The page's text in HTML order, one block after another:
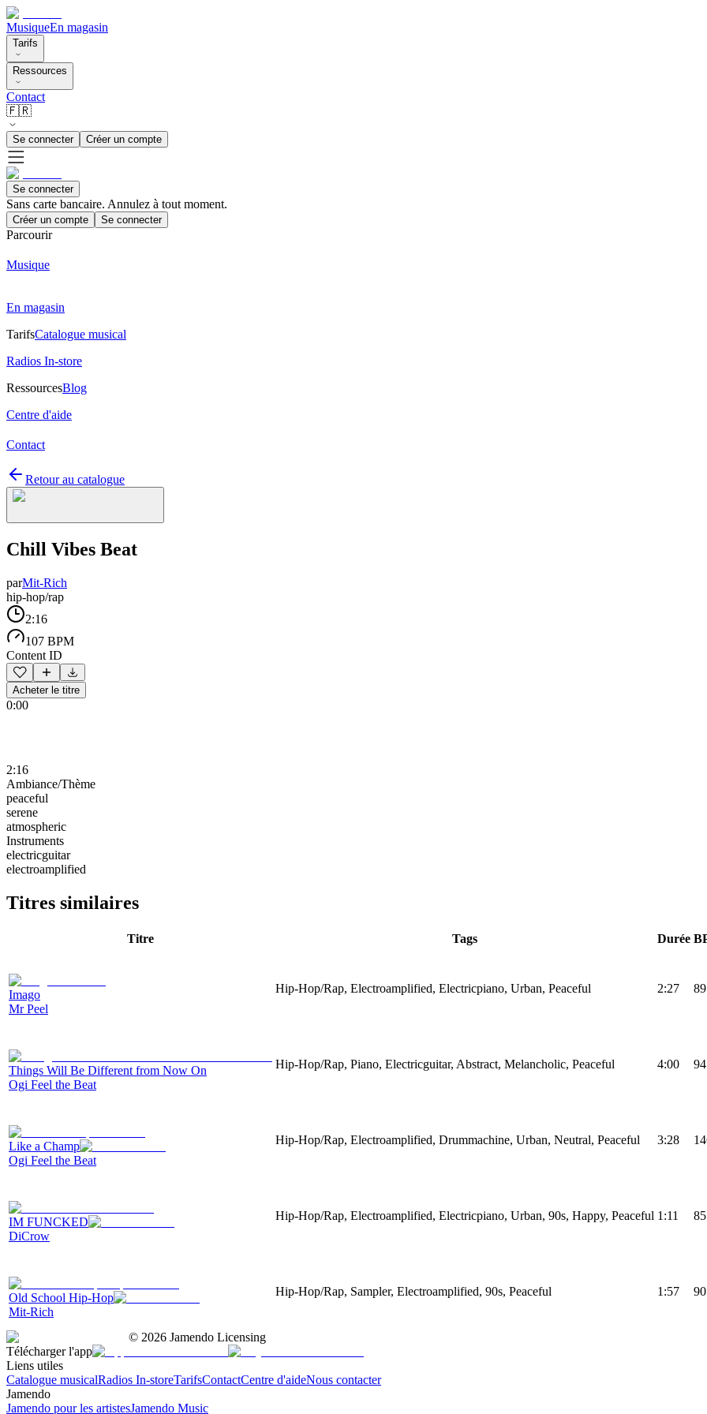
MusiqueEn magasin
Tarifs
Ressources
Contact
🇫🇷
Se connecter Créer un compte
Se connecter
Sans carte bancaire. Annulez à tout moment.
Créer un compte Se connecter
Parcourir
Musique
En magasin
TarifsCatalogue musical
Radios In-store
RessourcesBlog
Centre d'aide
Contact
Retour au catalogue
Chill Vibes Beat
parMit-Rich
hip-hop/rap
2:16
107 BPM
Content ID
Acheter le titre
0:00
2:16
Ambiance/Thème
peaceful
serene
atmospheric
Instruments
electricguitar
electroamplified
Titres similaires
Titre Tags Durée
Imago
Mr Peel
Hip-Hop/Rap, Electroamplified, Electricpiano, Urban, Peaceful 2:27 89
Things Will Be Different from Now On
Ogi Feel the Beat
Hip-Hop/Rap, Piano, Electricguitar, Abstract, Melancholic, Peaceful 4:00 94
Like a Champ
Ogi Feel the Beat
Hip-Hop/Rap, Electroamplified, Drummachine, Urban, Neutral, Peaceful 3:28
IM FUNCKED
DiCrow
Hip-Hop/Rap, Electroamplified, Electricpiano, Urban, 90s, Happy, Peaceful 1:11 85
Old School Hip-Hop
Mit-Rich
Hip-Hop/Rap, Sampler, Electroamplified, 90s, Peaceful 1:57 90
© 2026 Jamendo Licensing
Télécharger l'app
Liens utiles
Catalogue musicalRadios In-storeTarifsContactCentre d'aideNous contacter
Jamendo
Jamendo pour les artistesJamendo Music